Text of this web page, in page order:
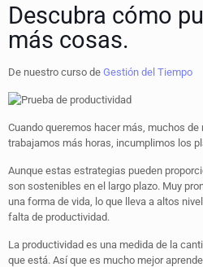
Descubra cómo
más cosas.
De nuestro curso de Gestión del Tiempo
Cuando queremos hacer más, muchos
trabajamos más horas, incumplimos los
Aunque estas estrategias pueden
son sostenibles en el largo plazo. Muy
una forma de vida, lo que lleva a altos
falta de productividad.
La productividad es una medida de la
que está. Así que es mucho mejor